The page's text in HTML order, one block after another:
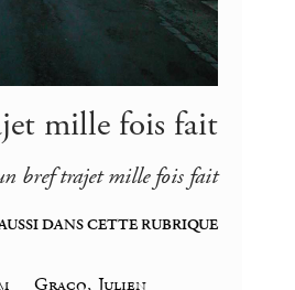
mille fois fait
un bref trajet mille fois fait
DANS CETTE RUBRIQUE
Gracq, Julien